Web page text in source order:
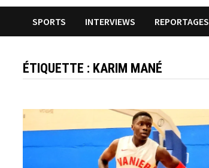
SPORTS INTERVIEWS REPORTAGES
ÉTIQUETTE : KARIM MANÉ